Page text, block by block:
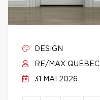
DESIGN
RE/MAX QUÉBEC
31 MAI 2026